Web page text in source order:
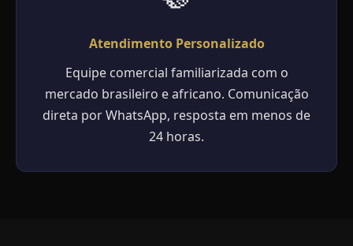
Atendimento Personalizado
Equipe comercial familiarizada com o
mercado brasileiro e africano. Comunicação
direta por WhatsApp, resposta em menos de
24 horas.